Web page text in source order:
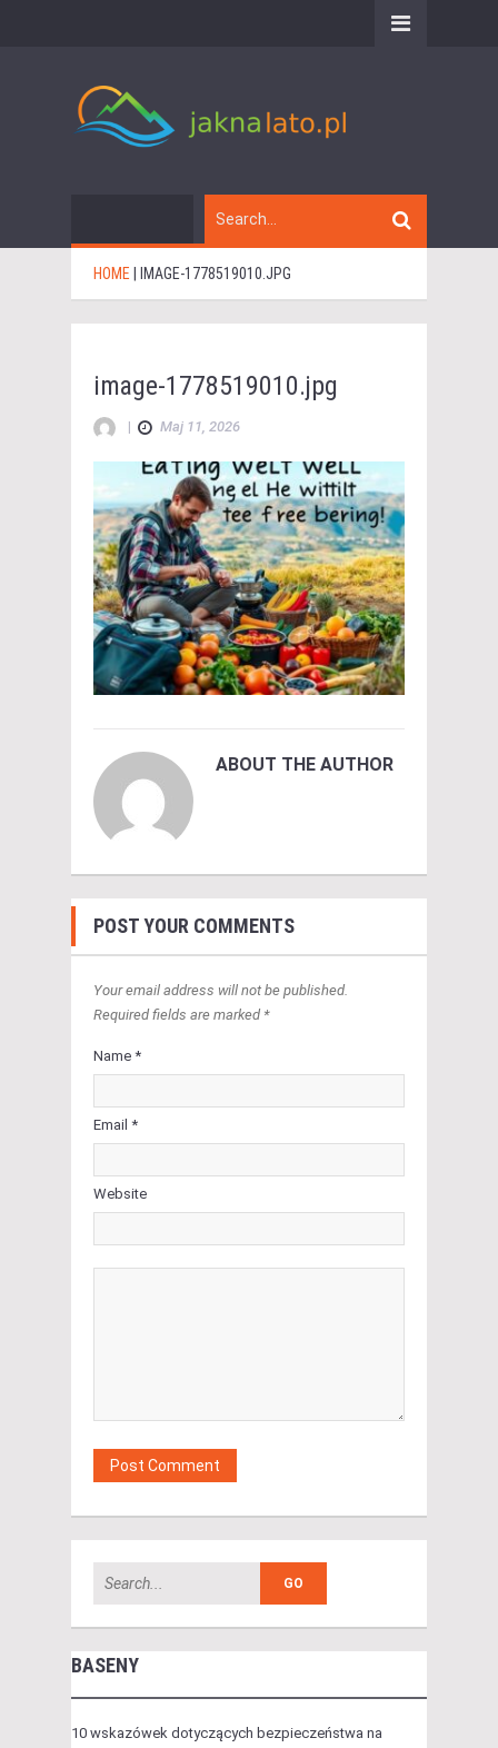
HOME IMAGE-1778519010.JPG
image-1778519010.jpg
| Maj 11, 2026
ABOUT THE AUTHOR
POST YOUR COMMENTS
Your email address will not be published.
Required fields are marked *
Name *
Email *
Website
BASENY
10 wskazówek dotyczących bezpieczeństwa na